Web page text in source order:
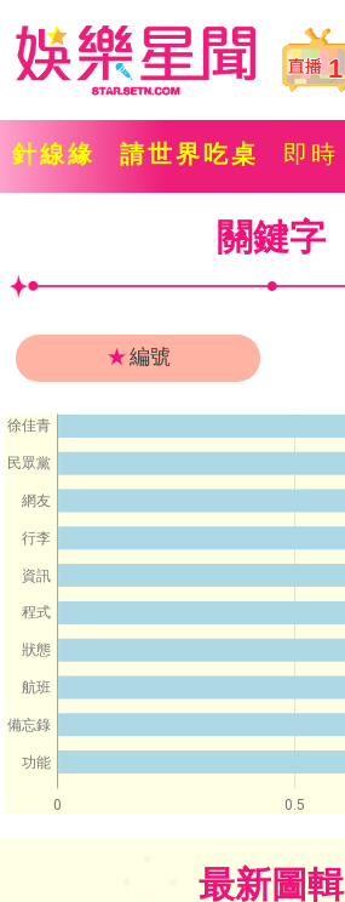
1
針線緣 請世界吃桌 即時
關鍵字
★編號
0 0.5
徐佳青
民眾黨
網友
行李
資訊
程式
狀態
航班
備忘錄
功能
最新圖輯